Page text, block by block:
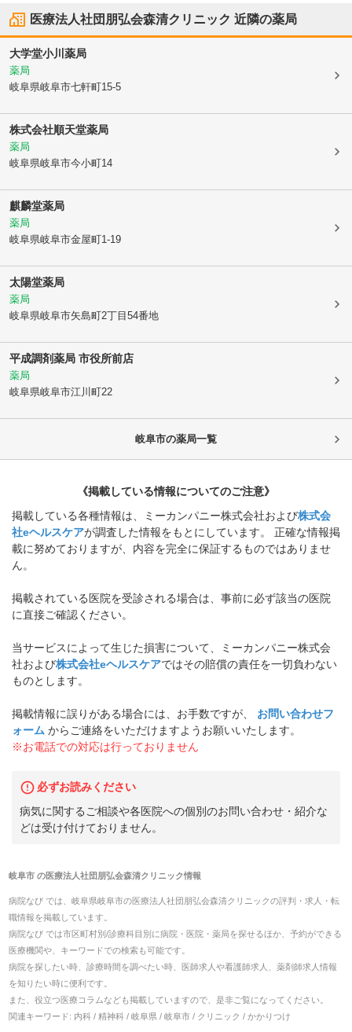
医療法人社団朋弘会森清クリニック 近隣の薬局
大学堂小川薬局
薬局
岐阜県岐阜市七軒町15-5
株式会社順天堂薬局
薬局
岐阜県岐阜市今小町14
麒麟堂薬局
薬局
岐阜県岐阜市金屋町1-19
太陽堂薬局
薬局
岐阜県岐阜市矢島町2丁目54番地
平成調剤薬局 市役所前店
薬局
岐阜県岐阜市江川町22
岐阜市の薬局一覧
《掲載している情報についてのご注意》
掲載している各種情報は、ミーカンパニー株式会社および株式会
社eヘルスケアが調査した情報をもとにしています。 正確な情報掲
載に努めておりますが、内容を完全に保証するものではありませ
ん。
掲載されている医院を受診される場合は、事前に必ず該当の医院
に直接ご確認ください。
当サービスによって生じた損害について、ミーカンパニー株式会
社および株式会社eヘルスケアではその賠償の責任を一切負わない
ものとします。
掲載情報に誤りがある場合には、お手数ですが、
お問い合わせフ
ォーム からご連絡をいただけますようお願いいたします。
※お電話での対応は行っておりません
必ずお読みください
病気に関するご相談や各医院への個別のお問い合わせ・紹介な
どは受け付けておりません。
岐阜市の医療法人社団朋弘会森清クリニック情報
病院なび では、 岐阜県岐阜市の医療法人社団朋弘会森清クリニックの評判・求人・転
職情報を掲載しています。
病院なび では市区町村別/診療科目別に病院・医院・薬局を探せるほか、予約ができる
医療機関や、キーワードでの検索も可能です。
病院を探したい時、診療時間を調べたい時、医師求人や看護師求人、薬剤師求人情報
を知りたい時に便利です。
また、役立つ医療コラムなども掲載していますので、是非ご覧になってください。
関連キーワード: 内科 / 精神科 / 岐阜県 / 岐阜市 / クリニック / かかりつけ